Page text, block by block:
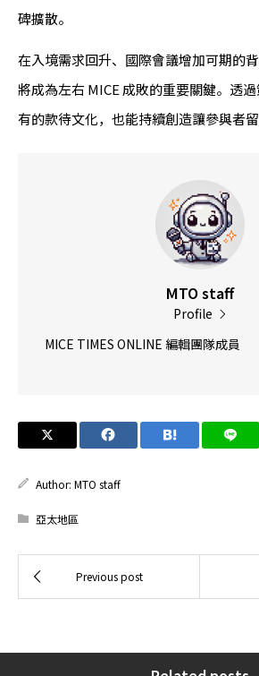
碑擴散。
在入境需求回升、國際會議增加可期的
將成為左右 MICE 成敗的重要關鍵。透
有的款待文化，也能持續創造讓參與者留
MTO staff
Profile
MICE TIMES ONLINE 編輯團隊成員
Author: MTO staff
亞太地區